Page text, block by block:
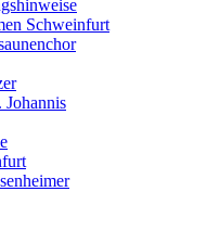
Schweinfurt
Johannis